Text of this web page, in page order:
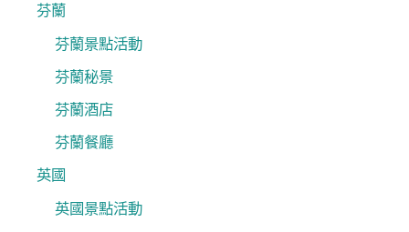
芬蘭
芬蘭景點活動
芬蘭秘景
芬蘭酒店
芬蘭餐廳
英國
英國景點活動